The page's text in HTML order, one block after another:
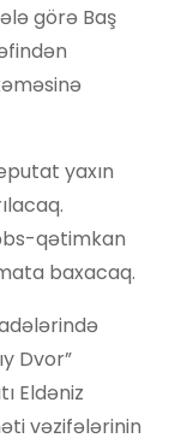
görə Baş
yaxın
qətimkan
baxacaq.
Dvor”
Eldəniz
vəzifələrinin